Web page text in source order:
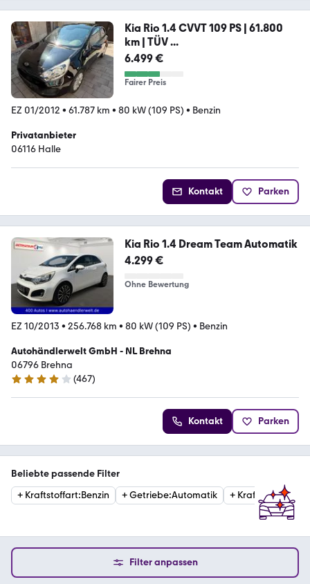
Kia Rio 1.4 CVVT 109 PS | 61.800
km | TÜV ...
6.499 €
Fairer Preis
EZ 01/2012 • 61.787 km • 80 kW (109 PS) • Benzin
Privatanbieter
06116 Halle
Kontakt Parken
Kia Rio 1.4 Dream Team Automatik
4.299 €
Ohne Bewertung
EZ 10/2013 • 256.768 km • 80 kW (109 PS) • Benzin
Autohändlerwelt GmbH - NL Brehna
06796 Brehna
4 Sterne
(467)
Kontakt Parken
Beliebte passende Filter
+ Kraftstoffart:Benzin +Getriebe:Automatik + Kraftstoffart
Filter anpassen